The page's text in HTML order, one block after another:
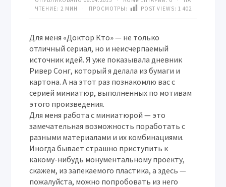
ЧТЕНИЕ: 2 МИН · ПРОСМОТРЫ:
POST VIEWS: 1 402
Для меня «Доктор Кто» — не только
отличный сериал, но и неисчерпаемый
источник идей. Я уже показывала дневник
Ривер Сонг, который я делала из бумаги и
картона. А на этот раз познакомлю вас с
серией миниатюр, выполненных по мотивам
этого произведения.
Для меня работа с миниатюрой — это
замечательная возможность поработать с
разными материалами и их комбинациями.
Иногда бывает страшно приступить к
какому-нибудь монументальному проекту,
скажем, из запекаемого пластика, а здесь —
пожалуйста, можно попробовать из него